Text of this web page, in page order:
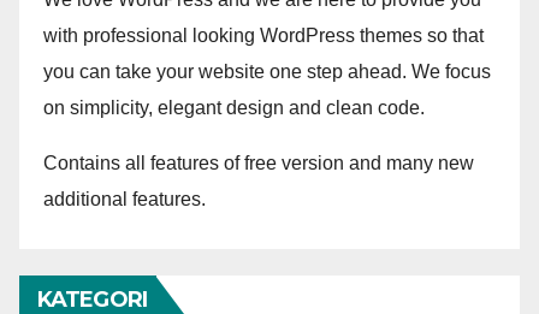
with professional looking WordPress themes so that
you can take your website one step ahead. We focus
on simplicity, elegant design and clean code.
Contains all features of free version and many new
additional features.
KATEGORI